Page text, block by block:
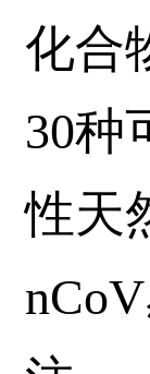
化合
30种
性天